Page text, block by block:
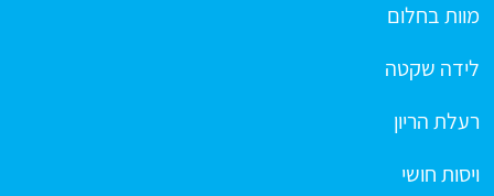
מוות בחלום
לידה שקטה
רעלת הריון
ויסות חושי